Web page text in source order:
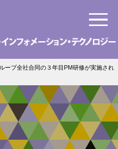
ション・テクノロジー
ープ全社合同の３年目PM研修が実施され